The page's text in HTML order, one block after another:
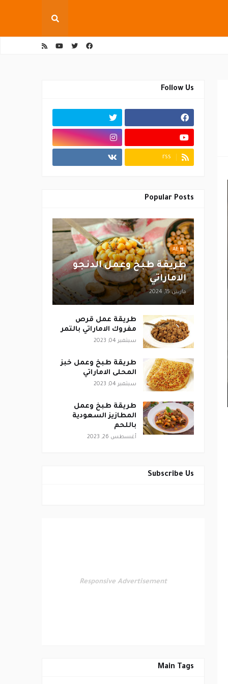
Follow Us
rss
Popular Posts
AE
طريقة طبخ وعمل الدنجو
الاماراتي
مارس 15, 2024
طريقة عمل قرص
مفروك الاماراتي بالتمر
سبتمبر 04, 2023
طريقة طبخ وعمل خبز
المحلى الاماراتي
سبتمبر 04, 2023
طريقة طبخ وعمل
المطازيز السعودية
باللحم
أغسطس 26, 2023
Subscribe Us
Responsive Advertisement
Main Tags